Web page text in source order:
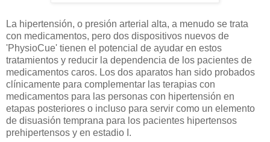
La hipertensión, o presión arterial alta, a menudo se trata
con medicamentos, pero dos dispositivos nuevos de
'PhysioCue' tienen el potencial de ayudar en estos
tratamientos y reducir la dependencia de los pacientes de
medicamentos caros. Los dos aparatos han sido probados
clínicamente para complementar las terapias con
medicamentos para las personas con hipertensión en
etapas posteriores o incluso para servir como un elemento
de disuasión temprana para los pacientes hipertensos
prehipertensos y en estadio I.